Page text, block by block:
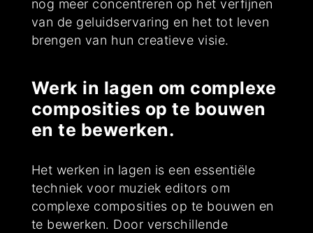
nog meer concentreren op het verfijnen
van de geluidservaring en het tot leven
brengen van hun creatieve visie.
Werk in lagen om complexe
composities op te bouwen
en te bewerken.
Het werken in lagen is een essentiële
techniek voor muziek editors om
complexe composities op te bouwen en
te bewerken. Door verschillende